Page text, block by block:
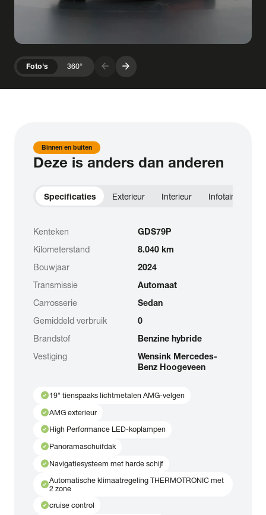
Foto's 360° arrow_forward arrow_forward
Binnen en buiten
Deze is anders dan anderen
Specificaties Exterieur Interieur Infotainment
Kenteken
GDS79P
Kilometerstand
8.040 km
Bouwjaar
2024
Transmissie
Automaat
Carrosserie
Sedan
Gemiddeld verbruik
0
Brandstof
Benzine hybride
Vestiging
Wensink Mercedes-
Benz Hoogeveen
check_circle19" tienspaaks lichtmetalen AMG-velgen
check_circleAMG exterieur
check_circleHigh Performance LED-koplampen
check_circlePanoramaschuifdak
check_circleNavigatiesysteem met harde schijf
check_circleAutomatische klimaatregeling THERMOTRONIC met
2 zone
check_circlecruise control